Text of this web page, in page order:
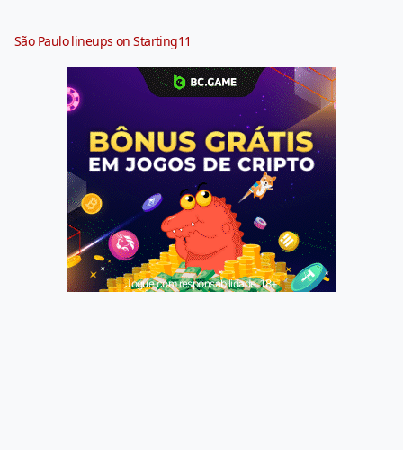
São Paulo lineups on Starting11
Jogue com responsabilidade. 18+